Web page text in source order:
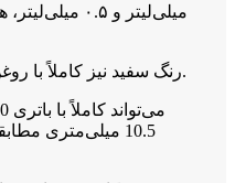
رنگ سفید نیز کاملاً با روغن زرد طلایی هماهنگ خواهد شد.
10.5 میلی‌متری